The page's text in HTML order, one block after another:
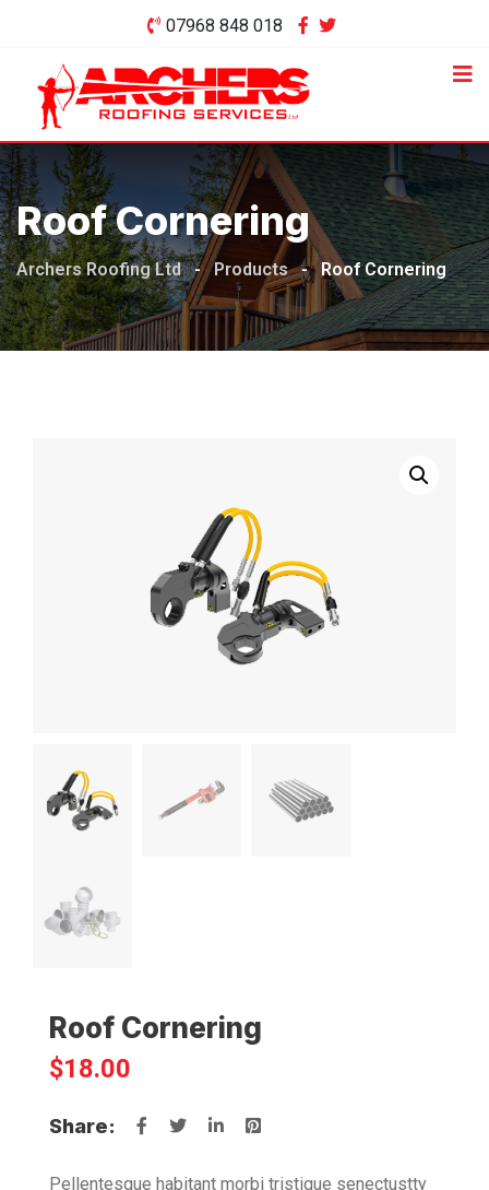
content
07968 848 018
Roof Cornering
Archers Roofing Ltd - Products - Roof Cornering
Roof Cornering
$18.00
Share:
Pellentesque habitant morbi tristique senectustty